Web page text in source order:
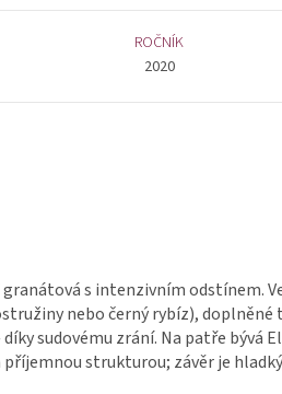
ROČNÍK
2020
s intenzivním odstínem.
nebo černý rybíz), doplněné
sudovému zrání. Na patře bývá
strukturou; závěr je